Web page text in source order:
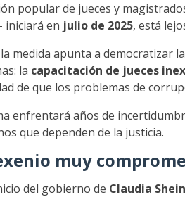
popular de jueces y
iniciará en julio de 2025, está
medida apunta a democratizar
la capacitación de jueces
de que los problemas de
enfrentará años de
que dependen de la justicia.
muy
del gobierno de Claudia